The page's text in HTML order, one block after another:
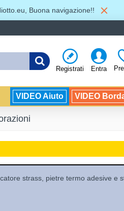
Buona navigazione!!
Registrati Entra
VIDEO Aiuto VIDEO
strass, pietre termo adesive e